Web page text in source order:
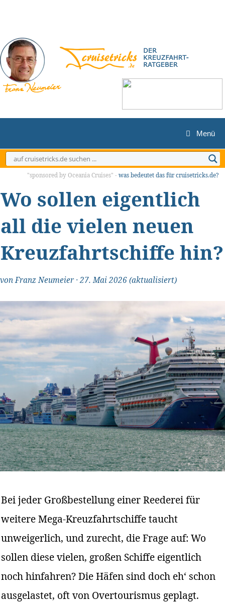
springen
Menü
"sponsored by Oceania Cruises" - was bedeutet das für cruisetricks.de?
Wo sollen eigentlich
all die vielen neuen
Kreuzfahrtschiffe hin?
vonFranz Neumeier·27. Mai 2026(aktualisiert)
Bei jeder Großbestellung einer Reederei für
weitere Mega-Kreuzfahrtschiffe taucht
unweigerlich, und zurecht, die Frage auf: Wo
sollen diese vielen, großen Schiffe eigentlich
noch hinfahren? Die Häfen sind doch eh‘ schon
ausgelastet, oft von Overtourismus geplagt.